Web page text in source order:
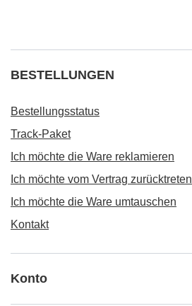
BESTELLUNGEN
Bestellungsstatus
Track-Paket
Ich möchte die Ware reklamieren
Ich möchte vom Vertrag zurücktreten
Ich möchte die Ware umtauschen
Kontakt
Konto